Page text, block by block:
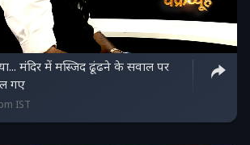
मंदिर में मस्जिद ढूंढने के सवाल पर
गए
IST